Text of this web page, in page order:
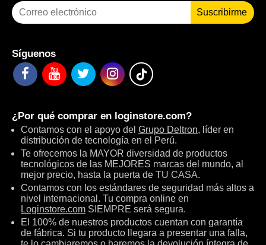
Suscribirme
Síguenos
¿Por qué comprar en loginstore.com?
Contamos con el apoyo del Grupo Deltron, líder en
distribución de tecnología en el Perú.
Te ofrecemos la MAYOR diversidad de productos
tecnológicos de las MEJORES marcas del mundo, al
mejor precio, hasta la puerta de TU CASA.
Contamos con los estándares de seguridad más altos a
nivel internacional. Tu compra online en
Loginstore.com SIEMPRE será segura.
El 100% de nuestros productos cuentan con garantía
de fábrica. Si tu producto llegara a presentar una falla,